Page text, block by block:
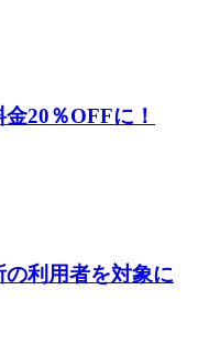
20％OFFに！
利用者を対象に